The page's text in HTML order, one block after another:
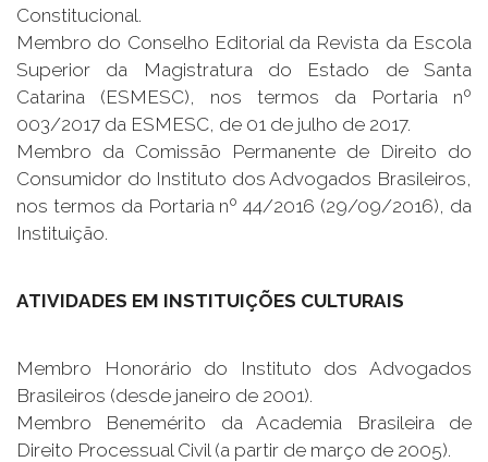
Constitucional.
Membro do Conselho Editorial da Revista da Escola
Superior da Magistratura do Estado de Santa
Catarina (ESMESC), nos termos da Portaria nº
003/2017 da ESMESC, de 01 de julho de 2017.
Membro da Comissão Permanente de Direito do
Consumidor do Instituto dos Advogados Brasileiros,
nos termos da Portaria nº 44/2016 (29/09/2016), da
Instituição.
ATIVIDADES EM INSTITUIÇÕES CULTURAIS
Membro Honorário do Instituto dos Advogados
Brasileiros (desde janeiro de 2001).
Membro Benemérito da Academia Brasileira de
Direito Processual Civil (a partir de março de 2005).